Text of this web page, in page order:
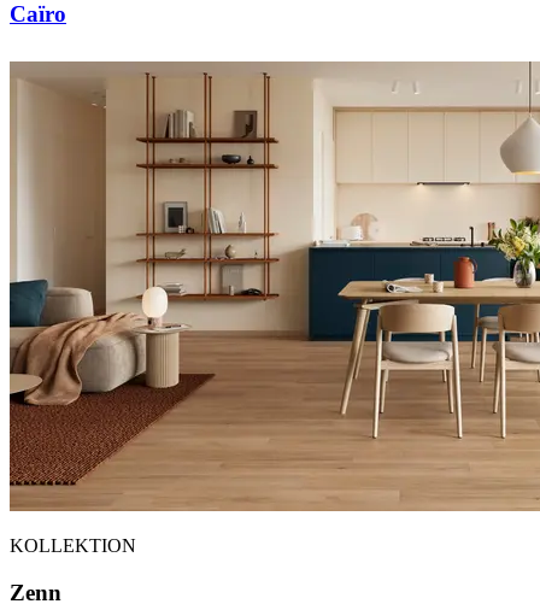
Caïro
KOLLEKTION
Zenn